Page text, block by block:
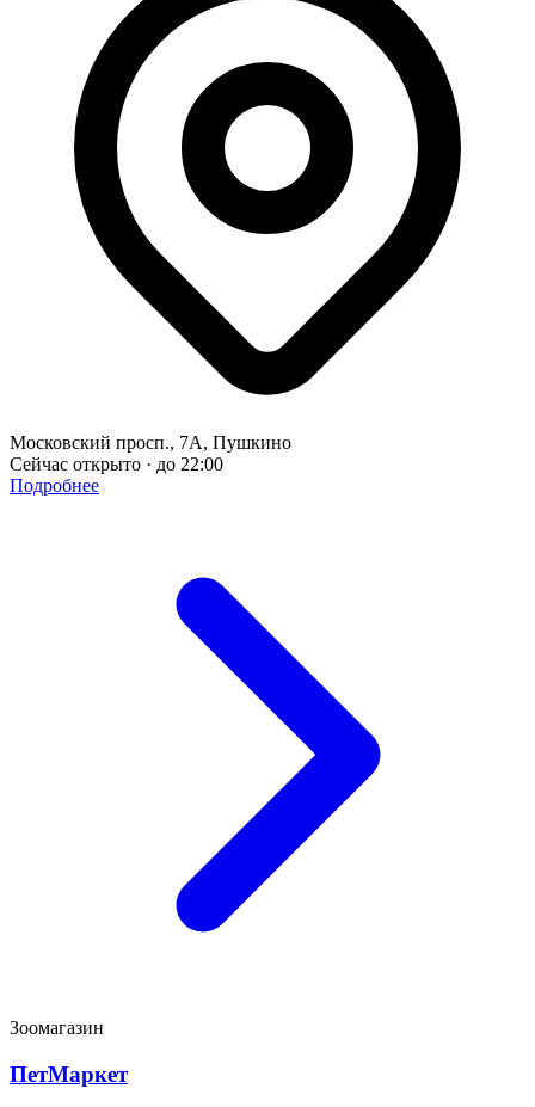
Московский просп., 7А, Пушкино
Сейчас открыто · до 22:00
Подробнее
Зоомагазин
ПетМаркет